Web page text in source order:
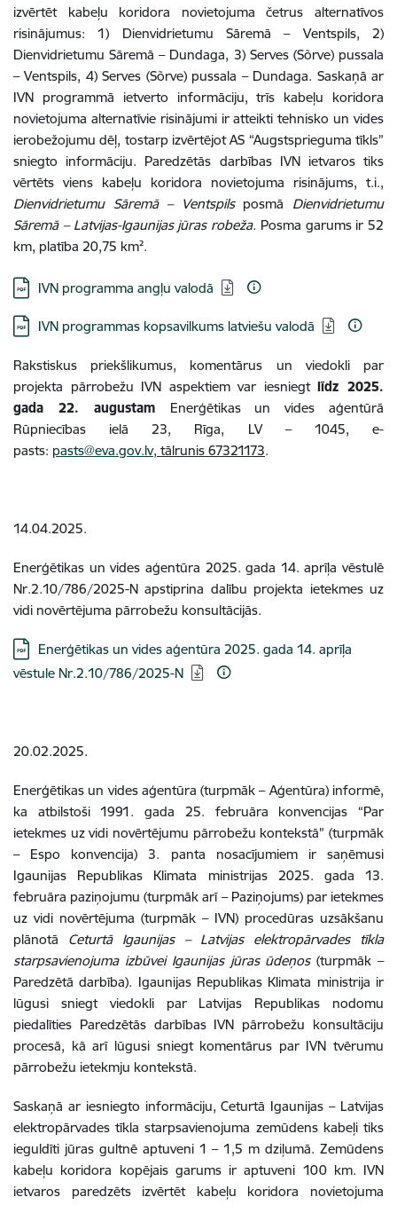
izvērtēt kabeļu koridora novietojuma četrus alternatīvos
risinājumus: 1) Dienvidrietumu Sāremā – Ventspils, 2)
Dienvidrietumu Sāremā – Dundaga, 3) Serves (Sõrve) pussala
– Ventspils, 4) Serves (Sõrve) pussala – Dundaga. Saskaņā ar
IVN programmā ietverto informāciju, trīs kabeļu koridora
novietojuma alternatīvie risinājumi iratteikti tehnisko un vides
ierobežojumu dēļ, tostarp izvērtējot AS “Augstsprieguma tīkls”
sniegto informāciju. Paredzētās darbības IVN ietvaros tiks
vērtēts viens kabeļu koridora novietojuma risinājums, t.i.,
Dienvidrietumu Sāremā – Ventspilsposmā Dienvidrietumu
Sāremā – Latvijas-Igaunijas jūras robeža. Posma garums ir 52
km, platība 20,75 km².
Lejupielādēt:
IVN programma angļu valodā
Lejupielādēt:
IVN programmas kopsavilkums latviešu valodā
Rakstiskus priekšlikumus, komentārus un viedokli par
projekta pārrobežu IVN aspektiem var iesniegtlīdz 2025.
gada 22. augustam Enerģētikas un vides aģentūrā
Rūpniecības ielā 23, Rīga, LV – 1045, e-
pasts: pasts@eva.gov.lv, tālrunis 67321173.
14.04.2025.
Enerģētikas un vides aģentūra 2025. gada 14. aprīļa vēstulē
Nr.2.10/786/2025-N apstiprina dalību projekta ietekmes uz
vidi novērtējuma pārrobežu konsultācijās.
Lejupielādēt:
Enerģētikas un vides aģentūra 2025. gada 14. aprīļa
vēstule Nr.2.10/786/2025-N
20.02.2025.
Enerģētikas un vides aģentūra (turpmāk – Aģentūra) informē,
ka atbilstoši 1991. gada 25. februāra konvencijas “Par
ietekmes uz vidi novērtējumu pārrobežu kontekstā” (turpmāk
– Espo konvencija) 3. panta nosacījumiem ir saņēmusi
Igaunijas Republikas Klimata ministrijas 2025. gada 13.
februāra paziņojumu (turpmāk arī – Paziņojums) par ietekmes
uz vidi novērtējuma (turpmāk – IVN) procedūras uzsākšanu
plānotā Ceturtā Igaunijas – Latvijas elektropārvades tīkla
starpsavienojuma izbūvei Igaunijas jūras ūdeņos(turpmāk –
Paredzētā darbība). Igaunijas Republikas Klimata ministrija ir
lūgusi
sniegt viedokli par Latvijas Republikas nodomu
piedalīties Paredzētās darbības IVN pārrobežu konsultāciju
procesā, kā arī lūgusi sniegt komentārus par IVN tvērumu
pārrobežu ietekmju kontekstā.
Saskaņā ar iesniegto informāciju, Ceturtā Igaunijas – Latvijas
elektropārvades tīkla starpsavienojuma zemūdens kabeļi tiks
ieguldīti jūras gultnē aptuveni 1 – 1,5 m dziļumā. Zemūdens
kabeļu koridora kopējais garums ir aptuveni 100 km. IVN
ietvaros paredzēts izvērtēt kabeļu koridora novietojuma